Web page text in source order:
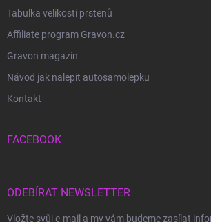
Tabulka velikosti prstenů
Affiliate program Gravon.cz
Gravon magazín
Návod jak nalepit autosamolepku
Kontakt
FACEBOOK
ODEBÍRAT NEWSLETTER
Vložte svůj e-mail a my vám budeme zasílat